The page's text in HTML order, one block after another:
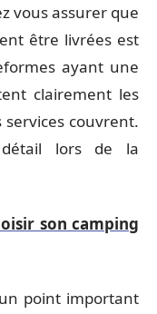
vous assurer que
être livrées est
ayant une
clairement les
couvrent.
lors de la
son camping
point important